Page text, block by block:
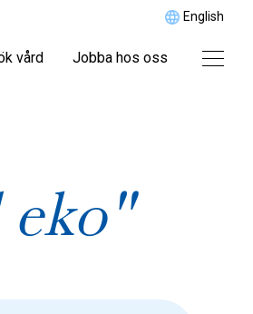
English
vård Jobba hos oss
eko"